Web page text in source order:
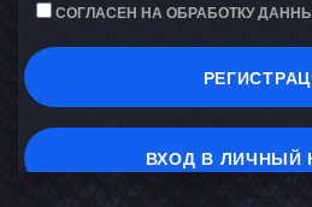
СОГЛАСЕН НА ОБРАБОТКУ
ВХОД В ЛИЧНЫЙ